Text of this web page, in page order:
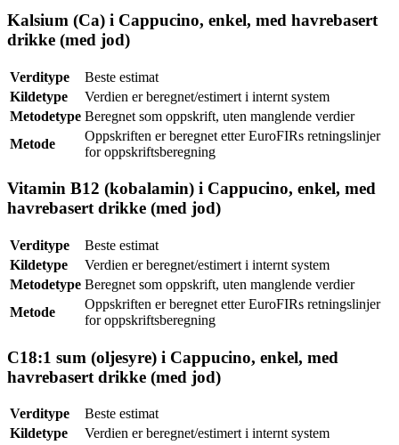
Kalsium (Ca) i Cappucino, enkel, med havrebasert
drikke (med jod)
Verditype
Beste estimat
Kildetype
Verdien er beregnet/estimert i internt system
Metodetype Beregnet som oppskrift, uten manglende verdier
Metode
Oppskriften er beregnet etter EuroFIRs retningslinjer
for oppskriftsberegning
Vitamin B12 (kobalamin) i Cappucino, enkel, med
havrebasert drikke (med jod)
Verditype
Beste estimat
Kildetype
Verdien er beregnet/estimert i internt system
Metodetype Beregnet som oppskrift, uten manglende verdier
Metode
Oppskriften er beregnet etter EuroFIRs retningslinjer
for oppskriftsberegning
C18:1 sum (oljesyre) i Cappucino, enkel, med
havrebasert drikke (med jod)
Verditype
Beste estimat
Kildetype
Verdien er beregnet/estimert i internt system